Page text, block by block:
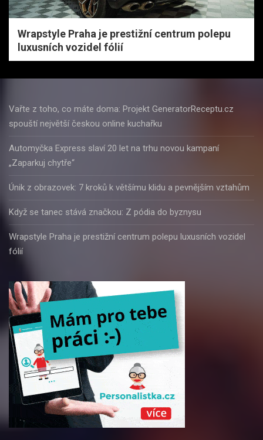
Wrapstyle Praha je prestižní centrum polepu
luxusních vozidel fólií
Vařte z toho, co máte doma: Projekt GeneratorReceptu.cz
spouští největší českou online kuchařku
Automyčka Express slaví 20 let na trhu novou kampaní
„Zaparkuj chytře“
Únik z obrazovek: 7 kroků k většímu klidu a pevnějším vztahům
Když se tanec stává značkou: Z pódia do byznysu
Wrapstyle Praha je prestižní centrum polepu luxusních vozidel
fólií